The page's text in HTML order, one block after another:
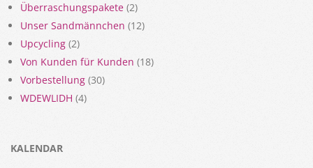
Überraschungspakete (2)
Unser Sandmännchen (12)
Upcycling (2)
Von Kunden für Kunden (18)
Vorbestellung (30)
WDEWLIDH (4)
KALENDAR